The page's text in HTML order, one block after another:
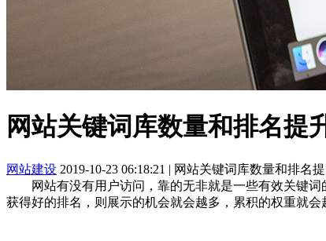
网站关键词库数量和排名提
网站建设 2019-10-23 06:18:21 | 网站关键词库数量和排名
网站有没有用户访问，靠的无非就是一些有效关键词
获得好的排名，则展示的机会就会越多，累积的权重就会